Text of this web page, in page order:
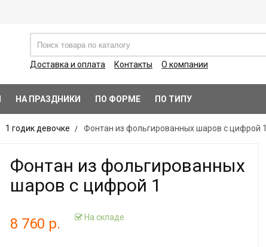
Доставка и оплата Контакты О компании
НА ПРАЗДНИКИ ПО ФОРМЕ ПО ТИПУ
1 годик девочке Фонтан из фольгированных шаров с цифрой 1
Фонтан из фольгированных
шаров с цифрой 1
8 760 р. На складе